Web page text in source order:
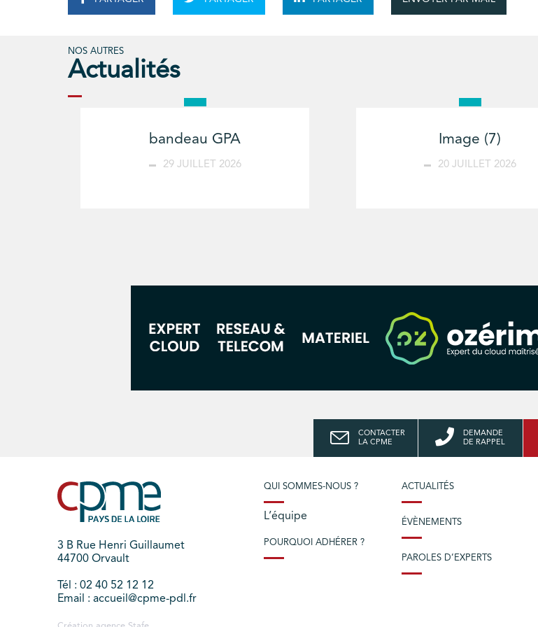
NOS AUTRES
Actualités
bandeau GPA
29 JUILLET 2026
Image (7)
20 JUILLET 2026
CONTACTER
LA CPME
DEMANDE
DE RAPPEL
3 B Rue Henri Guillaumet
44700 Orvault
Tél : 02 40 52 12 12
Email : accueil@cpme-pdl.fr
QUI SOMMES-NOUS ?
L’équipe
POURQUOI ADHÉRER ?
ACTUALITÉS
ÉVÈNEMENTS
PAROLES D’EXPERTS